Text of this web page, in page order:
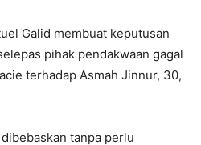
Galid membuat keputusan
pihak pendakwaan gagal
terhadap Asmah Jinnur, 30,
tanpa perlu